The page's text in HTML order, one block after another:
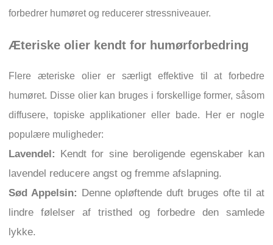
forbedrer humøret og reducerer stressniveauer.
Æteriske olier kendt for humørforbedring
Flere æteriske olier er særligt effektive til at forbedre
humøret. Disse olier kan bruges i forskellige former, såsom
diffusere, topiske applikationer eller bade. Her er nogle
populære muligheder:
Lavendel:
Kendt for sine beroligende egenskaber kan
lavendel reducere angst og fremme afslapning.
Sød Appelsin: Denne opløftende duft bruges ofte til at
lindre følelser af tristhed og forbedre den samlede
lykke.